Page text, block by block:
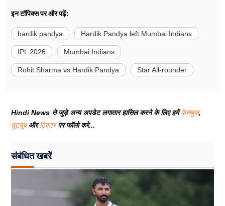
इन टॉपिक्स पर और पढ़ें:
hardik pandya Hardik Pandya left Mumbai Indians
IPL 2026 Mumbai Indians
Rohit Sharma vs Hardik Pandya Star All-rounder
Hindi News से जुड़े अन्य अपडेट लगातार हासिल करने के लिए हमेंफेसबुक,
यूट्यूबऔरट्विटरपर फॉलो करे...
संबंधित खबरें